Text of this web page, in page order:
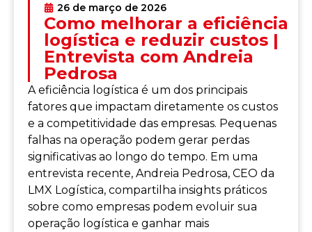
26 de março de 2026
Como melhorar a eficiência
logística e reduzir custos |
Entrevista com Andreia
Pedrosa
A eficiência logística é um dos principais
fatores que impactam diretamente os custos
e a competitividade das empresas. Pequenas
falhas na operação podem gerar perdas
significativas ao longo do tempo. Em uma
entrevista recente, Andreia Pedrosa, CEO da
LMX Logística, compartilha insights práticos
sobre como empresas podem evoluir sua
operação logística e ganhar mais